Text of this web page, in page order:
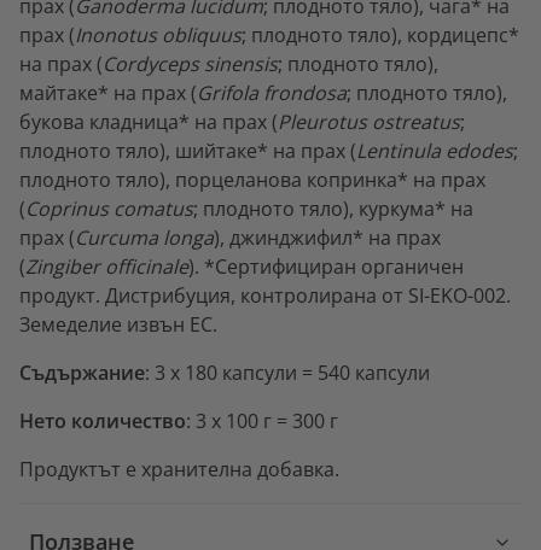
прах (Ganoderma lucidum; плодното тяло), чага* на
прах (Inonotus obliquus; плодното тяло), кордицепс*
на прах (Cordyceps sinensis; плодното тяло),
майтаке* на прах (Grifola frondosa; плодното тяло),
букова кладница* на прах (Pleurotus ostreatus;
плодното тяло), шийтаке* на прах (Lentinula edodes;
плодното тяло), порцеланова копринка* на прах
(Coprinus comatus; плодното тяло), куркума* на
прах (Curcuma longa), джинджифил* на прах
(Zingiber officinale). *Сертифициран органичен
продукт. Дистрибуция, контролирана от SI-EKO-002.
Земеделие извън ЕС.
Съдържание: 3 x 180 капсули = 540 капсули
Нето количество: 3 x 100 г = 300 г
Продуктът е хранителна добавка.
Ползване